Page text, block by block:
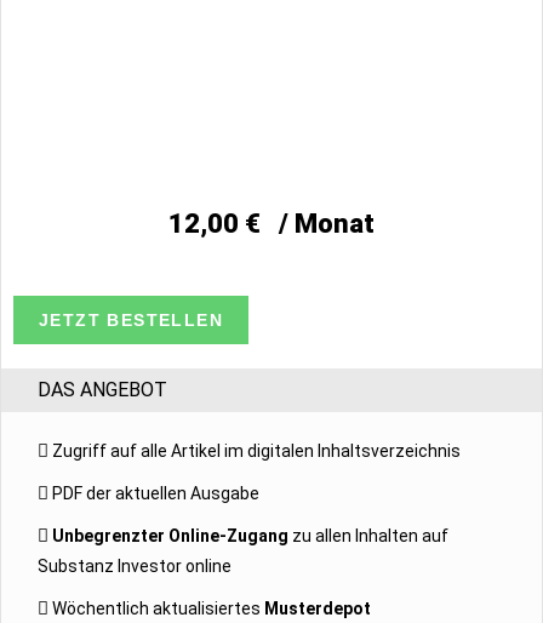
12,00 € / Monat
JETZT BESTELLEN
DAS ANGEBOT
Zugriff auf alle Artikel im digitalen Inhaltsverzeichnis
PDF der aktuellen Ausgabe
Unbegrenzter Online-Zugang zu allen Inhalten auf
Substanz Investor online
Wöchentlich aktualisiertes Musterdepot